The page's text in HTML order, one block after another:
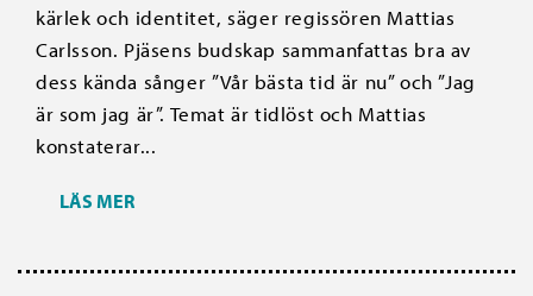
kärlek och identitet, säger regissören Mattias
Carlsson. Pjäsens budskap sammanfattas bra av
dess kända sånger ”Vår bästa tid är nu” och ”Jag
är som jag är”. Temat är tidlöst och Mattias
konstaterar...
LÄS MER